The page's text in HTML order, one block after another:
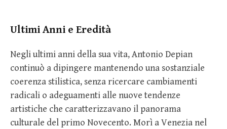
Ultimi Anni e Eredità
Negli ultimi anni della sua vita, Antonio Depian
continuò a dipingere mantenendo una sostanziale
coerenza stilistica, senza ricercare cambiamenti
radicali o adeguamenti alle nuove tendenze
artistiche che caratterizzavano il panorama
culturale del primo Novecento. Morì a Venezia nel